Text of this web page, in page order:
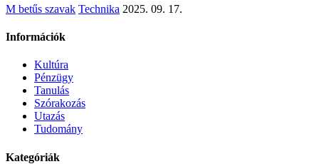
M betűs szavak Technika 2025. 09. 17.
Információk
Kultúra
Pénzügy
Tanulás
Szórakozás
Utazás
Tudomány
Kategóriák